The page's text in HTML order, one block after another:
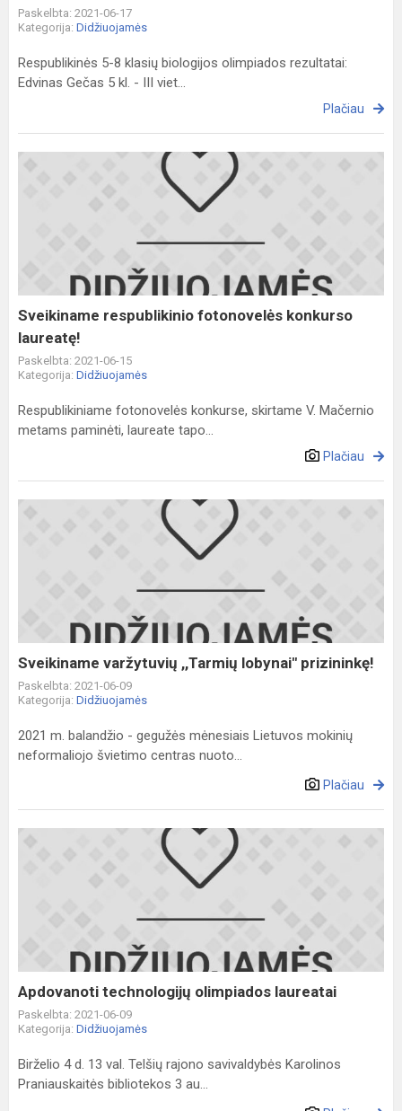
Paskelbta: 2021-06-17
Kategorija: Didžiuojamės
Respublikinės 5-8 klasių biologijos olimpiados rezultatai:
Edvinas Gečas 5 kl. - III viet...
Plačiau
Sveikiname
Sveikiname respublikinio fotonovelės konkurso
laureatę!
Paskelbta: 2021-06-15
Kategorija: Didžiuojamės
Respublikiniame fotonovelės konkurse, skirtame V. Mačernio
metams paminėti, laureate tapo...
Plačiau
Sveikiname
Sveikiname varžytuvių ,,Tarmių lobynai" prizininkę!
Paskelbta: 2021-06-09
Kategorija: Didžiuojamės
2021 m. balandžio - gegužės mėnesiais Lietuvos mokinių
neformaliojo švietimo centras nuoto...
Plačiau
Apdovanoti
Apdovanoti technologijų olimpiados laureatai
Paskelbta: 2021-06-09
Kategorija: Didžiuojamės
Birželio 4 d. 13 val. Telšių rajono savivaldybės Karolinos
Praniauskaitės bibliotekos 3 au...